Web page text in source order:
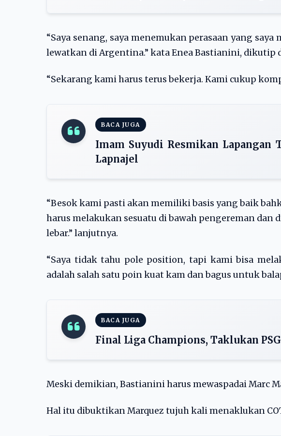
“Saya senang, saya menemukan perasaan yang
lewatkan di Argentina.” kata Enea Bastianini, dikutip
“Sekarang kami harus terus bekerja. Kami cukup
BACA JUGA
Imam Suyudi Resmikan Lapangan
Lapnajel
“Besok kami pasti akan memiliki basis yang baik
harus melakukan sesuatu di bawah pengereman dan
lebar.” lanjutnya.
“Saya tidak tahu pole position, tapi kami bisa
adalah salah satu poin kuat kam dan bagus untuk
BACA JUGA
Final Liga Champions, Taklukan
Meski demikian, Bastianini harus mewaspadai Marc
Hal itu dibuktikan Marquez tujuh kali menaklukan